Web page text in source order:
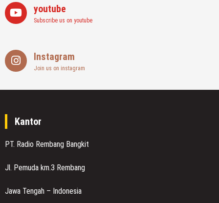
youtube
Subscribe us on youtube
Instagram
Join us on instagram
Kantor
PT. Radio Rembang Bangkit
Jl. Pemuda km.3 Rembang
Jawa Tengah – Indonesia